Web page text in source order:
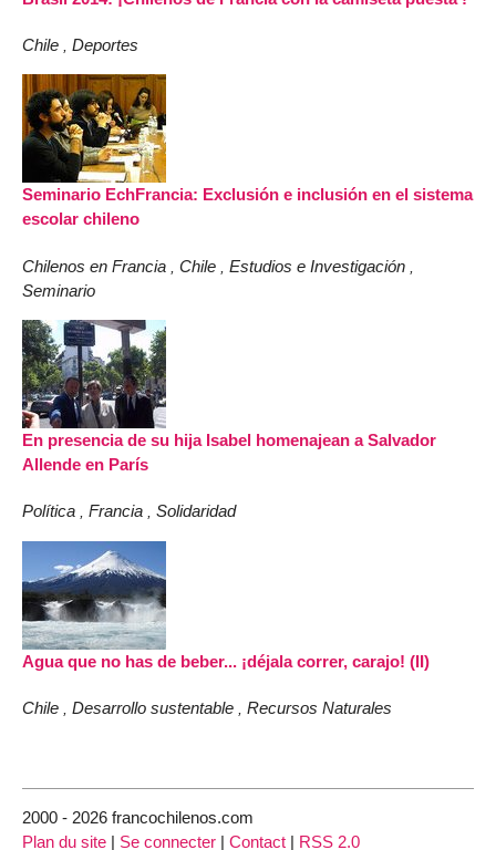
Chile , Deportes
Seminario EchFrancia: Exclusión e inclusión en el sistema
escolar chileno
Chilenos en Francia Chile Estudios e Investigación
Seminario
En presencia de su hija Isabel homenajean a Salvador
Allende en París
Política , Francia , Solidaridad
Agua que no has de beber... ¡déjala correr, carajo! (II)
Chile , Desarrollo sustentable , Recursos Naturales
2000 - 2026 francochilenos.com
Plan du site | Se connecter | Contact | RSS 2.0